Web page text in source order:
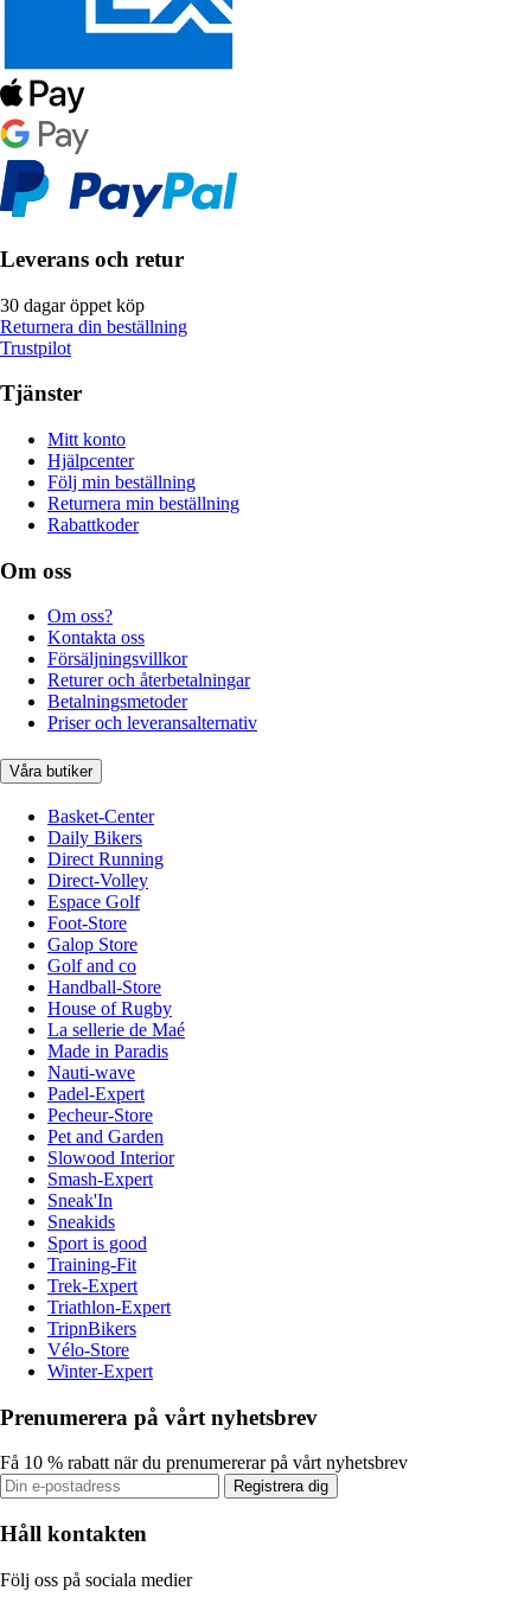
Leverans och retur
30 dagar öppet köp
Returnera din beställning
Trustpilot
Tjänster
Mitt konto
Hjälpcenter
Följ min beställning
Returnera min beställning
Rabattkoder
Om oss
Om oss?
Kontakta oss
Försäljningsvillkor
Returer och återbetalningar
Betalningsmetoder
Priser och leveransalternativ
Våra butiker
Basket-Center
Daily Bikers
Direct Running
Direct-Volley
Espace Golf
Foot-Store
Galop Store
Golf and co
Handball-Store
House of Rugby
La sellerie de Maé
Made in Paradis
Nauti-wave
Padel-Expert
Pecheur-Store
Pet and Garden
Slowood Interior
Smash-Expert
Sneak'In
Sneakids
Sport is good
Training-Fit
Trek-Expert
Triathlon-Expert
TripnBikers
Vélo-Store
Winter-Expert
Prenumerera på vårt nyhetsbrev
Få 10 % rabatt när du prenumererar på vårt nyhetsbrev
Registrera dig
Håll kontakten
Följ oss på sociala medier